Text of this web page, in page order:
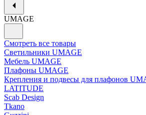
UMAGE
Смотреть все товары
Светильники UMAGE
Мебель UMAGE
Плафоны UMAGE
Крепления и подвесы для плафонов
LATITUDE
Scab Design
Tkano